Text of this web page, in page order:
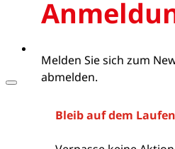
Melden Sie sich zum
abmelden.
Bleib auf dem